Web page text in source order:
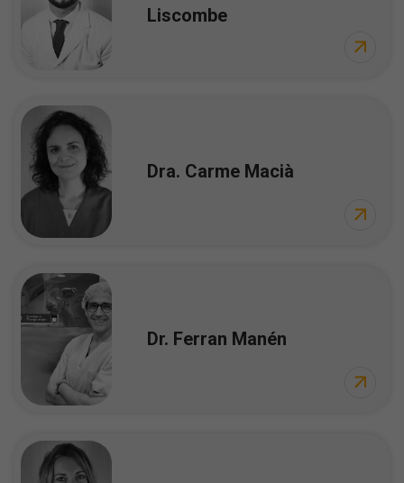
Liscombe
Dra. Carme Macià
Dr. Ferran Manén